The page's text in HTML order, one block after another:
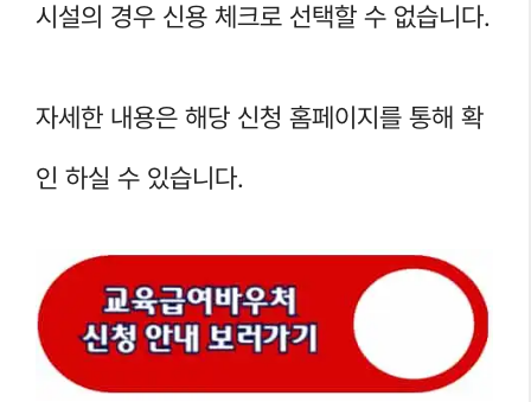
시설의 경우 신용 체크로 선택할 수 없습니다.
자세한 내용은 해당 신청 홈페이지를 통해 확
인 하실 수 있습니다.